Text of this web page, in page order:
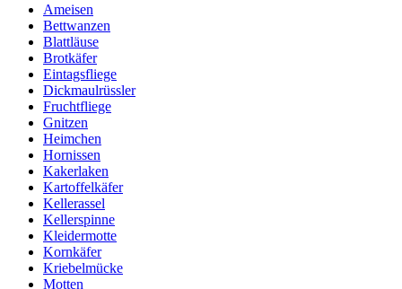
Ameisen
Bettwanzen
Blattläuse
Brotkäfer
Eintagsfliege
Dickmaulrüssler
Fruchtfliege
Gnitzen
Heimchen
Hornissen
Kakerlaken
Kartoffelkäfer
Kellerassel
Kellerspinne
Kleidermotte
Kornkäfer
Kriebelmücke
Motten